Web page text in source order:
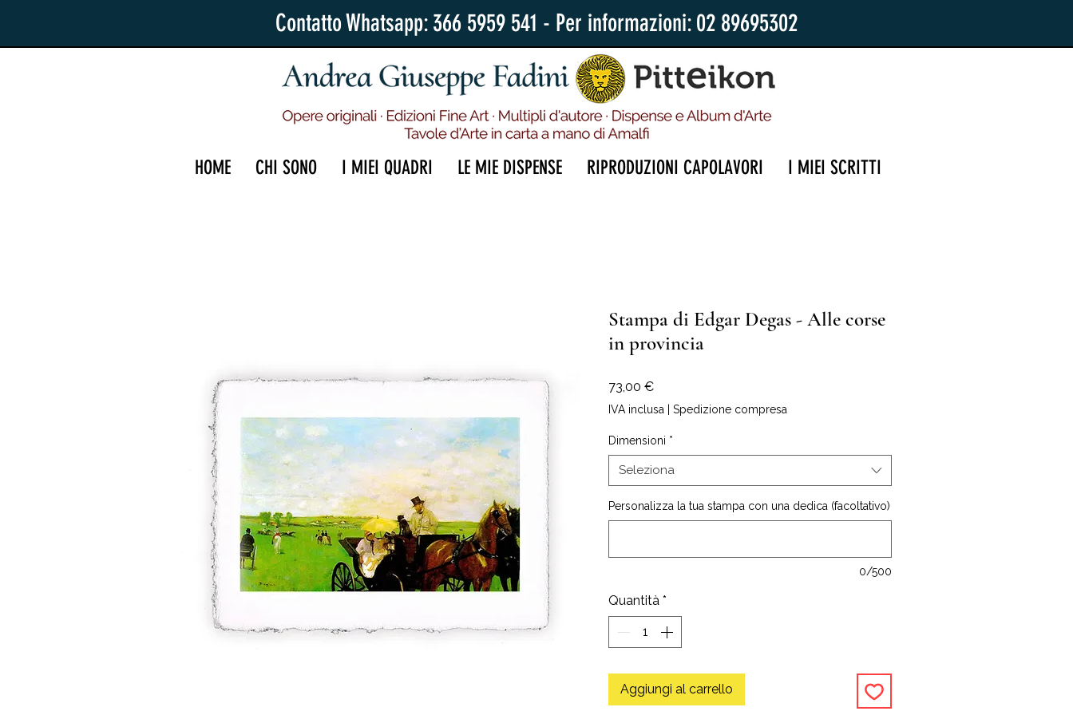
Contatto Whatsapp: 366 5959 541 - Per informazioni: 02 89695302
HOME CHI SONO I MIEI QUADRI LE MIE DISPENSE RIPRODUZIONI CAPOLAVORI I MIEI SCRITTI
Stampa di Edgar Degas - Alle corse
in provincia
73,00 €Prezzo
IVA inclusa Spedizione compresa
Dimensioni *
Seleziona
Personalizza la tua stampa con una dedica (facoltativo)
0/500
Quantità *
Aggiungi al carrello